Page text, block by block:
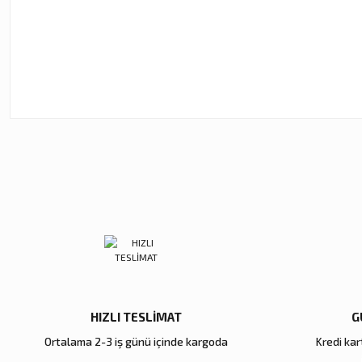
Bu ürüne benzer farklı alternatifler olmalı.
HIZLI TESLİMAT
Ortalama 2-3 iş günü içinde kargoda
Kredi